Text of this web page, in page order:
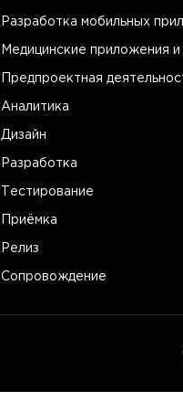
Разработка мобильных
Медицинские приложения и
Предпроектная
Аналитика
Дизайн
Разработка
Тестирование
Приёмка
Релиз
Сопровождение